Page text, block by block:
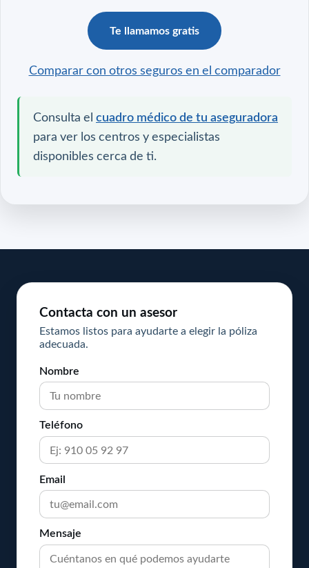
Te llamamos gratis
Comparar con otros seguros en el comparador
Consulta el cuadro médico de tu aseguradora
para ver los centros y especialistas
disponibles cerca de ti.
Contacta con un asesor
Estamos listos para ayudarte a elegir la póliza
adecuada.
Nombre
Teléfono
Email
Mensaje